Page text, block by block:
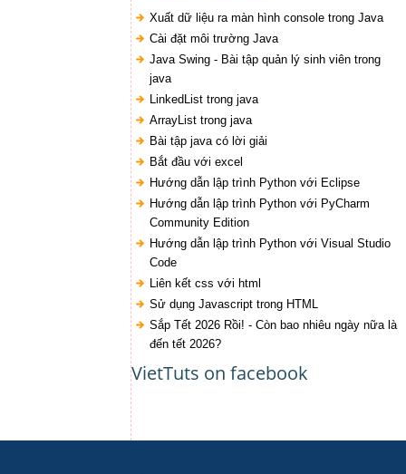
Xuất dữ liệu ra màn hình console trong Java
Cài đặt môi trường Java
Java Swing - Bài tập quản lý sinh viên trong
java
LinkedList trong java
ArrayList trong java
Bài tập java có lời giải
Bắt đầu với excel
Hướng dẫn lập trình Python với Eclipse
Hướng dẫn lập trình Python với PyCharm
Community Edition
Hướng dẫn lập trình Python với Visual Studio
Code
Liên kết css với html
Sử dụng Javascript trong HTML
Sắp Tết 2026 Rồi! - Còn bao nhiêu ngày nữa là
đến tết 2026?
VietTuts on facebook